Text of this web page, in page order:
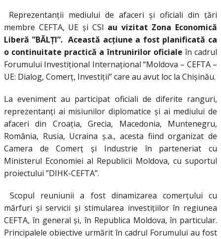
Reprezentanții mediului de afaceri și oficiali din țări
membre CEFTA, UE și CSI au vizitat Zona Economică
Liberă ”BĂLȚI”. Această acțiune a fost planificată ca
o continuitate practică a întrunirilor oficiale în cadrul
Forumului Investiţional Internaţional “Moldova – CEFTA –
UE: Dialog, Comerţ, Investiţii” care au avut loc la Chișinău.
La eveniment au participat oficiali de diferite ranguri,
reprezentanţi ai misiunilor diplomatice și ai mediului de
afaceri din Croația, Grecia, Macedonia, Muntenegru,
România, Rusia, Ucraina ș.a., acesta fiind organizat de
Camera de Comerţ şi Industrie în parteneriat cu
Ministerul Economiei al Republicii Moldova, cu suportul
proiectului ”DIHK-CEFTA”.
Scopul reuniunii a fost dinamizarea comerţului cu
mărfuri şi servicii şi stimularea investiţiilor în regiunea
CEFTA, în general şi, în Republica Moldova, în particular.
Principalele obiective urmărit în cadrul Forumului au fost